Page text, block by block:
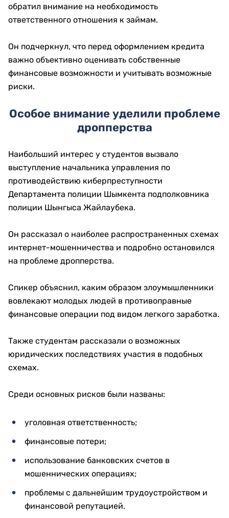
обратил внимание на необходимость
ответственного отношения к займам.
Он подчеркнул, что перед оформлением кредита
важно объективно оценивать собственные
финансовые возможности и учитывать возможные
риски.
Особое внимание уделили проблеме
дропперства
Наибольший интерес у студентов вызвало
выступление начальника управления по
противодействию киберпреступности
Департамента полиции Шымкента подполковника
полиции Шынгыса Жайлаубека.
Он рассказал о наиболее распространенных схемах
интернет-мошенничества и подробно остановился
на проблеме дропперства.
Спикер объяснил, каким образом злоумышленники
вовлекают молодых людей в противоправные
финансовые операции под видом легкого заработка.
Также студентам рассказали о возможных
юридических последствиях участия в подобных
схемах.
Среди основных рисков были названы:
уголовная ответственность;
финансовые потери;
использование банковских счетов в
мошеннических операциях;
проблемы с дальнейшим трудоустройством и
финансовой репутацией.